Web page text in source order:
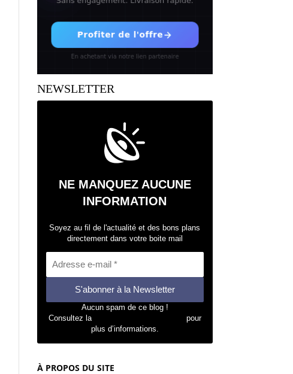
NEWSLETTER
NE MANQUEZ AUCUNE
INFORMATION
Soyez au fil de l'actualité et des bons plans
directement dans votre boite mail
Aucun spam de ce blog !
Consultez la
pour
plus d’informations.
À PROPOS DU SITE